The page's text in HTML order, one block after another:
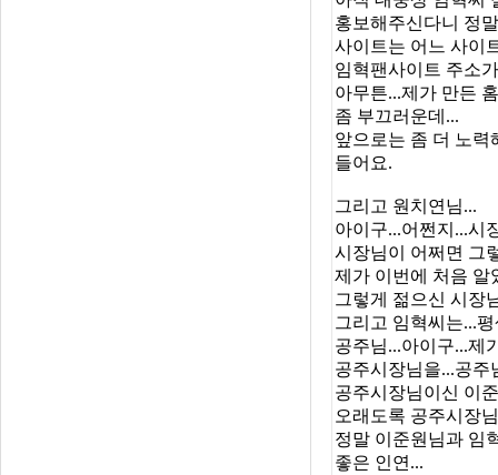
홍보해주신다니 정
사이트는 어느 사이
임혁팬사이트 주소
아무튼...제가 만든
좀 부끄러운데...
앞으로는 좀 더 노력
들어요.
그리고 원치연님...
아이구...어쩐지...시
시장님이 어쩌면 그
제가 이번에 처음 알
그렇게 젊으신 시장
그리고 임혁씨는...
공주님...아이구...제
공주시장님을...공주
공주시장님이신 이
오래도록 공주시장
정말 이준원님과 임
좋은 인연...